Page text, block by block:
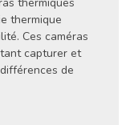
thermique
Ces caméras
capturer et
de